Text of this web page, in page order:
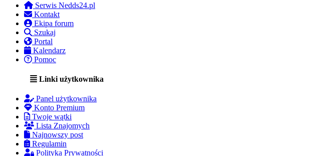
Serwis Nedds24.pl
Kontakt
Ekipa forum
Szukaj
Portal
Kalendarz
Pomoc
Linki użytkownika
Panel użytkownika
Konto Premium
Twoje wątki
Lista Znajomych
Najnowszy post
Regulamin
Polityka Prywatności